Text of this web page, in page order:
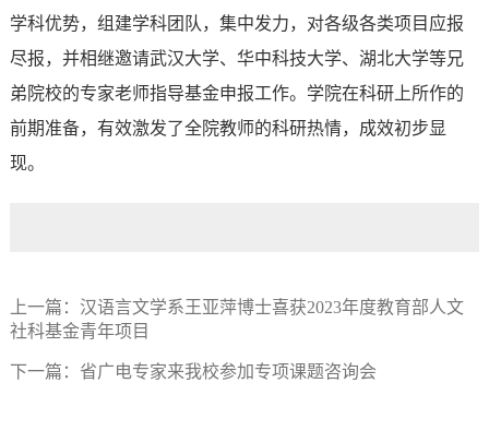
学科优势，组建学科团队，集中发力，对各级各类项目应报
尽报，并相继邀请武汉大学、华中科技大学、湖北大学等兄
弟院校的专家老师指导基金申报工作。学院在科研上所作的
前期准备，有效激发了全院教师的科研热情，成效初步显
现。
上一篇： 汉语言文学系王亚萍博士喜获2023年度教育部人文
社科基金青年项目
下一篇： 省广电专家来我校参加专项课题咨询会